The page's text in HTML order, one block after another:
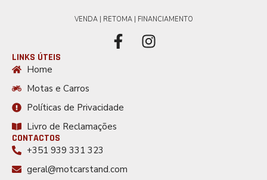
VENDA | RETOMA | FINANCIAMENTO
LINKS ÚTEIS
Home
Motas e Carros
Políticas de Privacidade
Livro de Reclamações
CONTACTOS
+351 939 331 323
geral@motcarstand.com